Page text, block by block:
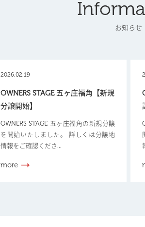
お知らせ
2026.02.19
OWNERS STAGE 五ヶ庄福角【新規
分譲開始】
OWNERS STAGE 五ヶ庄福角の新規分譲
を開始いたしました。 詳しくは分譲地
情報をご確認くださ...
more